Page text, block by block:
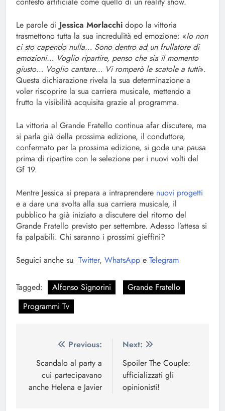
Le parole di Jessica Morlacchi dopo la vittoria
trasmettono tutta la sua incredulità ed emozione: «Io non
ci sto capendo nulla… Sono dentro ad un frullatore di
emozioni… Voglio ripartire, penso che sia il momento
giusto… Voglio cantare… Vi romperò le scatole a tutti».
Questa dichiarazione rivela la sua determinazione a
voler riscoprire la sua carriera musicale, mettendo a
frutto la visibilità acquisita grazie al programma.
La vittoria al Grande Fratello continua afar discutere, ma
si parla già della prossima edizione, il conduttore,
confermato per la prossima edizione, si gode una pausa
prima di ripartire con le selezione per i nuovi volti del
Gf 19.
Mentre Jessica si prepara a intraprendere nuovi progetti
e a dare una svolta alla sua carriera musicale, il
pubblico ha già iniziato a discutere del ritorno del
Grande Fratello previsto per settembre. Adesso l’attesa si
fa palpabili. Chi saranno i prossimi gieffini?
Seguici anche su Twitter, WhatsApp e Telegram
Tagged: Alfonso Signorini
Grande Fratello
Programmi Tv
Navigazione
articoli
Previous:
Scandalo al party a
cui partecipavano
anche Helena e Javier
Next:
Spoiler The Couple:
ufficializzati gli
opinionisti!